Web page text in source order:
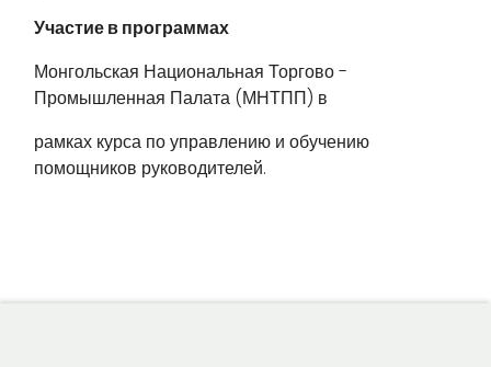
Участие в программах
Монгольская Национальная Торгово -
Промышленная Палата (МНТПП) в
рамках курса по управлению и обучению
помощников руководителей.